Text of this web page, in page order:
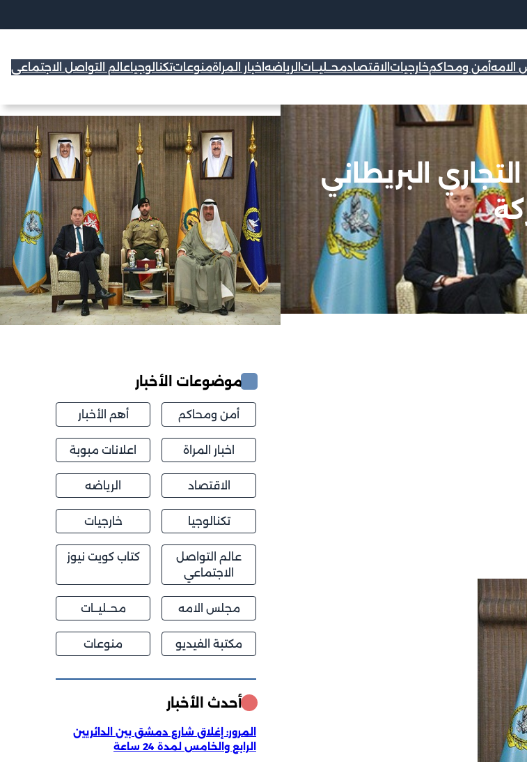
الامهأمن ومحاكمخارجيات الاقتصادمحــليــات الرياضه اخبار المراةمنوعاتتكنالوجياعالم التواصل الاجتماعي
البريطاني
موضوعات الأخبار
أمن ومحاكم أهم الأخبار
اخبار المراة اعلانات مبوبة
الاقتصاد الرياضه
تكنالوجيا خارجيات
عالم التواصل
الاجتماعي
كتاب كويت نيوز
مجلس الامه محــليــات
مكتبة الفيديو منوعات
أحدث الأخبار
المرور: إغلاق شارع دمشق بين الدائريين
الرابع والخامس لمدة 24 ساعة